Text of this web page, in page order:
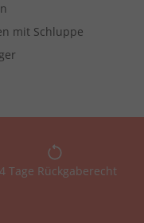
mit Schluppe
Tage Rückgaberecht